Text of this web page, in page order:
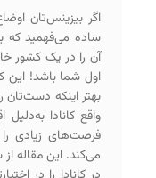
اگر بیزینس‌تان
ساده می‌فهمید که
آن را در یک کشور
اول شما باشد! این
بهتر اینکه دست‌تان
واقع کانادا
فرصت‌های زیادی را
می‌کند. این مقاله